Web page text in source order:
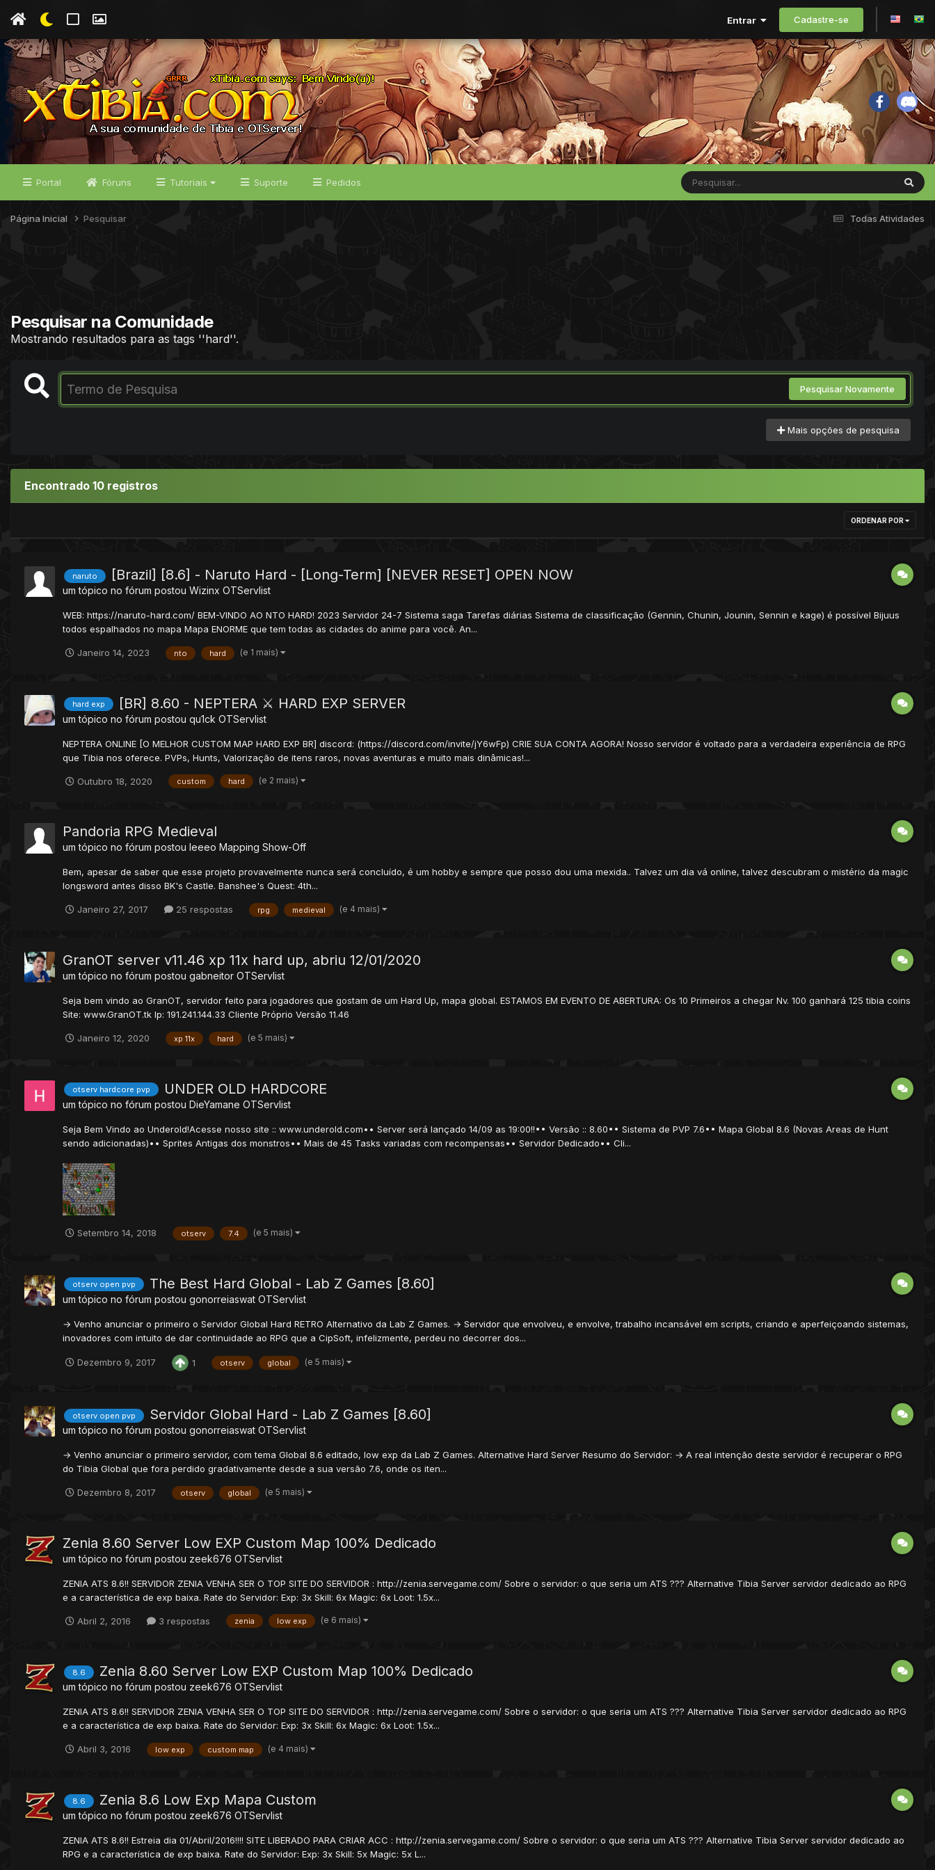
Entrar Cadastre-se
Portal Fóruns Tutoriais Suporte Pedidos
Todas Atividades
Página Inicial Pesquisar
Pesquisar na Comunidade
Mostrando resultados para as tags ''hard''.
Pesquisar Novamente
Mais opções de pesquisa
Encontrado 10 registros
ORDENAR POR
naruto [Brazil] [8.6] - Naruto Hard - [Long-Term] [NEVER RESET] OPEN NOW
um tópico no fórum postou Wizinx OTServlist
WEB: https://naruto-hard.com/ BEM-VINDO AO NTO HARD! 2023 Servidor 24-7 Sistema saga Tarefas diárias Sistema de classificação (Gennin, Chunin, Jounin, Sennin e kage) é possível Bijuus
todos espalhados no mapa Mapa ENORME que tem todas as cidades do anime para você. An...
Janeiro 14, 2023 nto hard (e 1 mais)
hard exp [BR] 8.60 - NEPTERA ⚔️ HARD EXP SERVER
um tópico no fórum postou qu1ck OTServlist
NEPTERA ONLINE [O MELHOR CUSTOM MAP HARD EXP BR] discord: (https://discord.com/invite/jY6wFp) CRIE SUA CONTA AGORA! Nosso servidor é voltado para a verdadeira experiência de RPG
que Tibia nos oferece. PVPs, Hunts, Valorização de itens raros, novas aventuras e muito mais dinâmicas!...
Outubro 18, 2020 custom hard (e 2 mais)
Pandoria RPG Medieval
um tópico no fórum postou leeeo Mapping Show-Off
Bem, apesar de saber que esse projeto provavelmente nunca será concluído, é um hobby e sempre que posso dou uma mexida.. Talvez um dia vá online, talvez descubram o mistério da magic
longsword antes disso BK's Castle. Banshee's Quest: 4th...
Janeiro 27, 2017 25 respostas rpg medieval (e 4 mais)
GranOT server v11.46 xp 11x hard up, abriu 12/01/2020
um tópico no fórum postou gabneitor OTServlist
Seja bem vindo ao GranOT, servidor feito para jogadores que gostam de um Hard Up, mapa global. ESTAMOS EM EVENTO DE ABERTURA: Os 10 Primeiros a chegar Nv. 100 ganhará 125 tibia coins
Site: www.GranOT.tk Ip: 191.241.144.33 Cliente Próprio Versão 11.46
Janeiro 12, 2020 xp 11x hard (e 5 mais)
otserv hardcore pvp UNDER OLD HARDCORE
um tópico no fórum postou DieYamane OTServlist
Seja Bem Vindo ao Underold!Acesse nosso site :: www.underold.com•• Server será lançado 14/09 as 19:00!!•• Versão :: 8.60•• Sistema de PVP 7.6•• Mapa Global 8.6 (Novas Areas de Hunt
sendo adicionadas)•• Sprites Antigas dos monstros•• Mais de 45 Tasks variadas com recompensas•• Servidor Dedicado•• Cli...
Setembro 14, 2018 otserv 7.4 (e 5 mais)
otserv open pvp The Best Hard Global - Lab Z Games [8.60]
um tópico no fórum postou gonorreiaswat OTServlist
→ Venho anunciar o primeiro o Servidor Global Hard RETRO Alternativo da Lab Z Games. → Servidor que envolveu, e envolve, trabalho incansável em scripts, criando e aperfeiçoando sistemas,
inovadores com intuito de dar continuidade ao RPG que a CipSoft, infelizmente, perdeu no decorrer dos...
Dezembro 9, 2017 1 otserv global (e 5 mais)
otserv open pvp Servidor Global Hard - Lab Z Games [8.60]
um tópico no fórum postou gonorreiaswat OTServlist
→ Venho anunciar o primeiro servidor, com tema Global 8.6 editado, low exp da Lab Z Games. Alternative Hard Server Resumo do Servidor: → A real intenção deste servidor é recuperar o RPG
do Tibia Global que fora perdido gradativamente desde a sua versão 7.6, onde os iten...
Dezembro 8, 2017 otserv global (e 5 mais)
Zenia 8.60 Server Low EXP Custom Map 100% Dedicado
um tópico no fórum postou zeek676 OTServlist
ZENIA ATS 8.6!! SERVIDOR ZENIA VENHA SER O TOP SITE DO SERVIDOR : http://zenia.servegame.com/ Sobre o servidor: o que seria um ATS ??? Alternative Tibia Server servidor dedicado ao RPG
e a característica de exp baixa. Rate do Servidor: Exp: 3x Skill: 6x Magic: 6x Loot: 1.5x...
Abril 2, 2016 3 respostas zenia low exp (e 6 mais)
8.6 Zenia 8.60 Server Low EXP Custom Map 100% Dedicado
um tópico no fórum postou zeek676 OTServlist
ZENIA ATS 8.6!! SERVIDOR ZENIA VENHA SER O TOP SITE DO SERVIDOR : http://zenia.servegame.com/ Sobre o servidor: o que seria um ATS ??? Alternative Tibia Server servidor dedicado ao RPG
e a característica de exp baixa. Rate do Servidor: Exp: 3x Skill: 6x Magic: 6x Loot: 1.5x...
Abril 3, 2016 low exp custom map (e 4 mais)
8.6 Zenia 8.6 Low Exp Mapa Custom
um tópico no fórum postou zeek676 OTServlist
ZENIA ATS 8.6!! Estreia dia 01/Abril/2016!!!! SITE LIBERADO PARA CRIAR ACC : http://zenia.servegame.com/ Sobre o servidor: o que seria um ATS ??? Alternative Tibia Server servidor dedicado ao
RPG e a característica de exp baixa. Rate do Servidor: Exp: 3x Skill: 5x Magic: 5x L...